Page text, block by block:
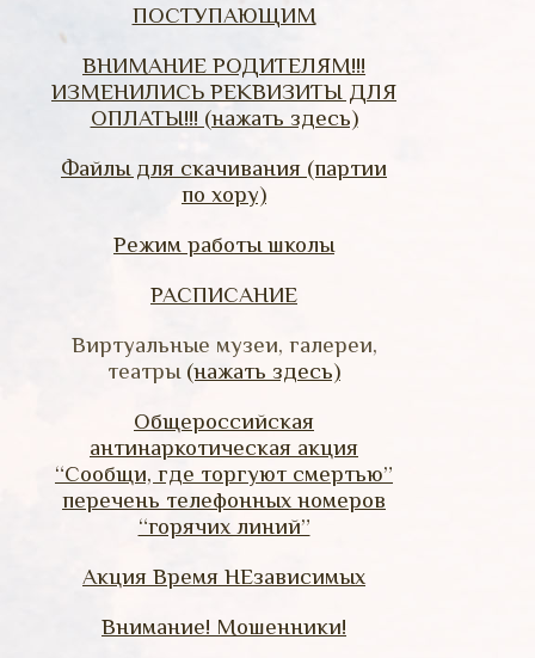
ПОСТУПАЮЩИМ
ВНИМАНИЕ РОДИТЕЛЯМ!!!
ИЗМЕНИЛИСЬ РЕКВИЗИТЫ ДЛЯ
ОПЛАТЫ!!! (нажать здесь)
Файлы для скачивания (партии
по хору)
Режим работы школы
РАСПИСАНИЕ
Виртуальные музеи, галереи,
театры (нажать здесь)
Общероссийская
антинаркотическая акция
“Сообщи, где торгуют смертью”
перечень телефонных номеров
“горячих линий”
Акция Время НЕзависимых
Внимание! Мошенники!